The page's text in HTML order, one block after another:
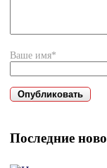
Ваше имя*
Последние